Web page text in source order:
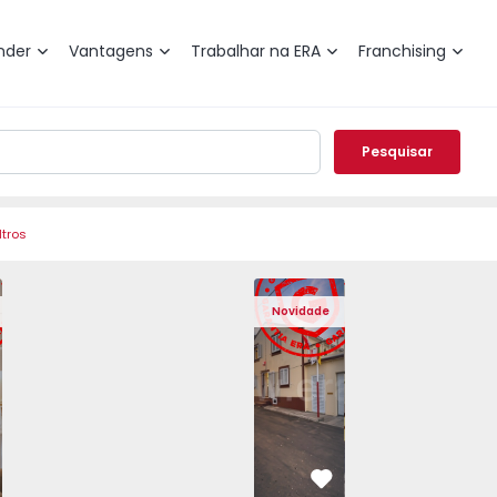
Vantagens Trabalhar na ERA Franchising
Pesquisar
Venteira - 1575182 - 4
T2 Amadora, Venteira - 1575182 - 15
Apartamento T2 Amadora, Venteira - 1575182 - 8
Apartamento T2 Amadora, Venteira - 1575182 - 30
Apartamento T2 Amadora, Venteira -
Apartamento T2Apartamento
Novidade
Moradia T2 Ponta Delgada, Santa
Moradia T2 Ponta Delgada,
Moradia T2 Ponta
Favorito